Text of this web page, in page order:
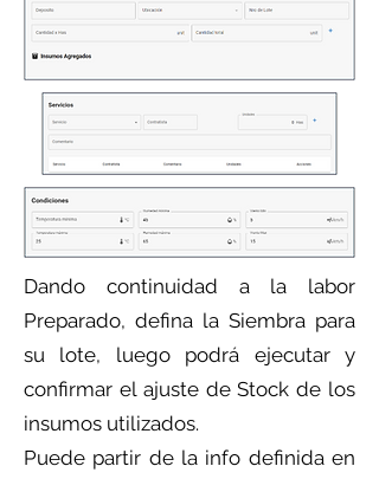
Dando continuidad a la labor
Preparado, defina la Siembra para
su lote, luego podrá ejecutar y
confirmar el ajuste de Stock de los
insumos utilizados.
Puede partir de la info definida en